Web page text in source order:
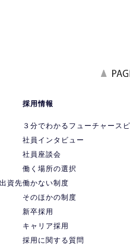
資先
採用情報
３分でわかるフューチャース
社員インタビュー
社員座談会
働く場所の選択
働かない制度
そのほかの制度
新卒採用
キャリア採用
採用に関する質問